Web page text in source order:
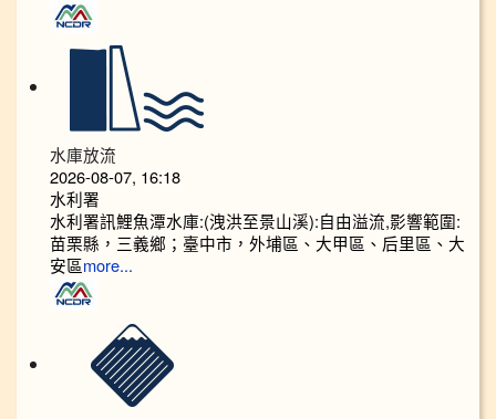
水庫放流
2026-08-07, 16:18
水利署
水利署訊鯉魚潭水庫:(洩洪至景山溪):自由溢流,影響範圍:
苗栗縣，三義鄉；臺中市，外埔區、大甲區、后里區、大
安區more...